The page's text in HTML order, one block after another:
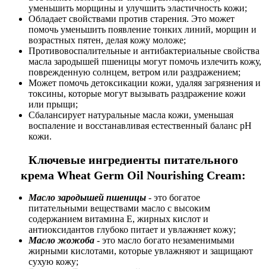
уменьшить морщины и улучшить эластичность кожи;
Обладает свойствами против старения. Это может
помочь уменьшить появление тонких линий, морщин и
возрастных пятен, делая кожу моложе;
Противовоспалительные и антибактериальные свойства
масла зародышей пшеницы могут помочь излечить кожу,
поврежденную солнцем, ветром или раздражением;
Может помочь детоксикации кожи, удаляя загрязнения и
токсины, которые могут вызывать раздражение кожи
или прыщи;
Сбалансирует натуральные масла кожи, уменьшая
воспаление и восстанавливая естественный баланс pH
кожи.
Ключевые ингредиенты питательного
крема Wheat Germ Oil Nourishing Cream:
Масло зародышей пшеницы - это богатое
питательными веществами масло с высоким
содержанием витамина Е, жирных кислот и
антиоксидантов глубоко питает и увлажняет кожу;
Масло жожоба - это масло богато незаменимыми
жирными кислотами, которые увлажняют и защищают
сухую кожу;